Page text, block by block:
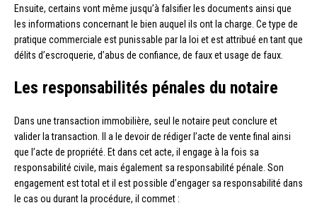
Ensuite, certains vont même jusqu’à falsifier les documents ainsi que
les informations concernant le bien auquel ils ont la charge. Ce type de
pratique commerciale est punissable par la loi et est attribué en tant que
délits d’escroquerie, d’abus de confiance, de faux et usage de faux.
Les responsabilités pénales du notaire
Dans une transaction immobilière, seul le notaire peut conclure et
valider la transaction. Il a le devoir de rédiger l’acte de vente final ainsi
que l’acte de propriété. Et dans cet acte, il engage à la fois sa
responsabilité civile, mais également sa responsabilité pénale. Son
engagement est total et il est possible d’engager sa responsabilité dans
le cas ou durant la procédure, il commet :